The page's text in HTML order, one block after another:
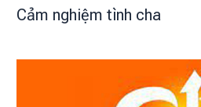
Cảm nghiệm tình cha